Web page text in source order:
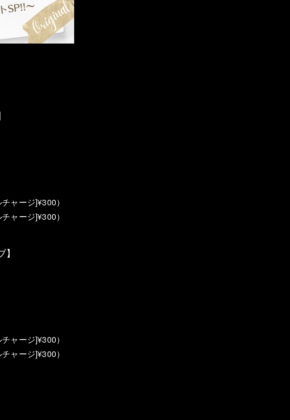
ャージ]¥300）
ャージ]¥300）
ャージ]¥300）
ャージ]¥300）